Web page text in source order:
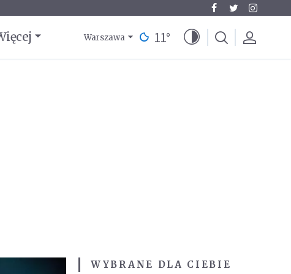
Warszawa 11°
WYBRANE DLA CIEBIE